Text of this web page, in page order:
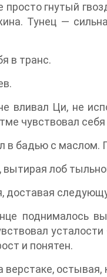
гнутый
Тунец —
в транс.
вливал Ци, не
чувствовал
в бадью с
лоб
доставая
поднималось
и понятен.